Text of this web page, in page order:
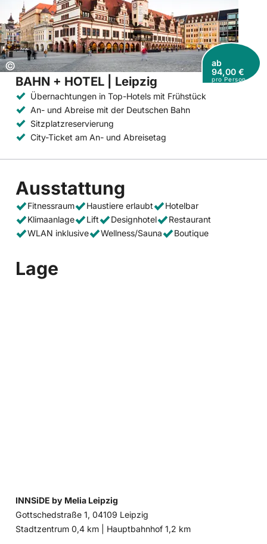
Copyright:
©
ab
94,00 €
pro Person
BAHN + HOTEL | Leipzig
Übernachtungen in Top-Hotels mit Frühstück
An- und Abreise mit der Deutschen Bahn
Sitzplatzreservierung
City-Ticket am An- und Abreisetag
Ausstattung
Fitnessraum Haustiere erlaubt
Hotelbar
Klimaanlage
Lift Designhotel
Restaurant
WLAN inklusive
Wellness/Sauna Boutique
Lage
INNSiDE by Melia Leipzig
Gottschedstraße 1, 04109 Leipzig
Entfernung
Stadtzentrum 0,4 km | Entfernung
Hauptbahnhof 1,2 km